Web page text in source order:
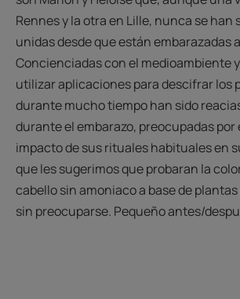
Rennes y la otra en Lille, nunca se han
unidas desde que están embarazadas
Concienciadas con el medioambiente
utilizar aplicaciones para descifrar los
durante mucho tiempo han sido
durante el embarazo, preocupadas por
impacto de sus rituales habituales en
que les sugerimos que probaran la
cabello sin amoniaco a base de
sin preocuparse. Pequeño antes/